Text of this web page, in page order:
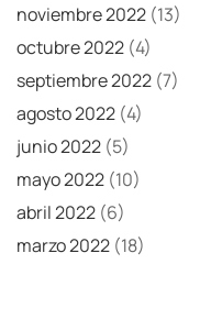
noviembre 2022 (13)
octubre 2022 (4)
septiembre 2022 (7)
agosto 2022 (4)
junio 2022 (5)
mayo 2022 (10)
abril 2022 (6)
marzo 2022 (18)